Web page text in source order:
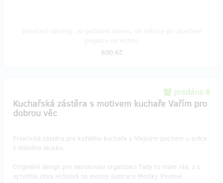
600 Kč
prodáno 8
Kuchařská zástěra s motivem kuchaře Vařím pro
dobrou věc
Praktická zástěra pro každého kuchaře s hřejivým pocitem u srdce
z dobrého skutku.
Originální design pro neziskovou organizaci Tady to mám rád, z.s.
vytvořila Jitka Hrůzová na motivy ilustrace Moniky Pavlové.